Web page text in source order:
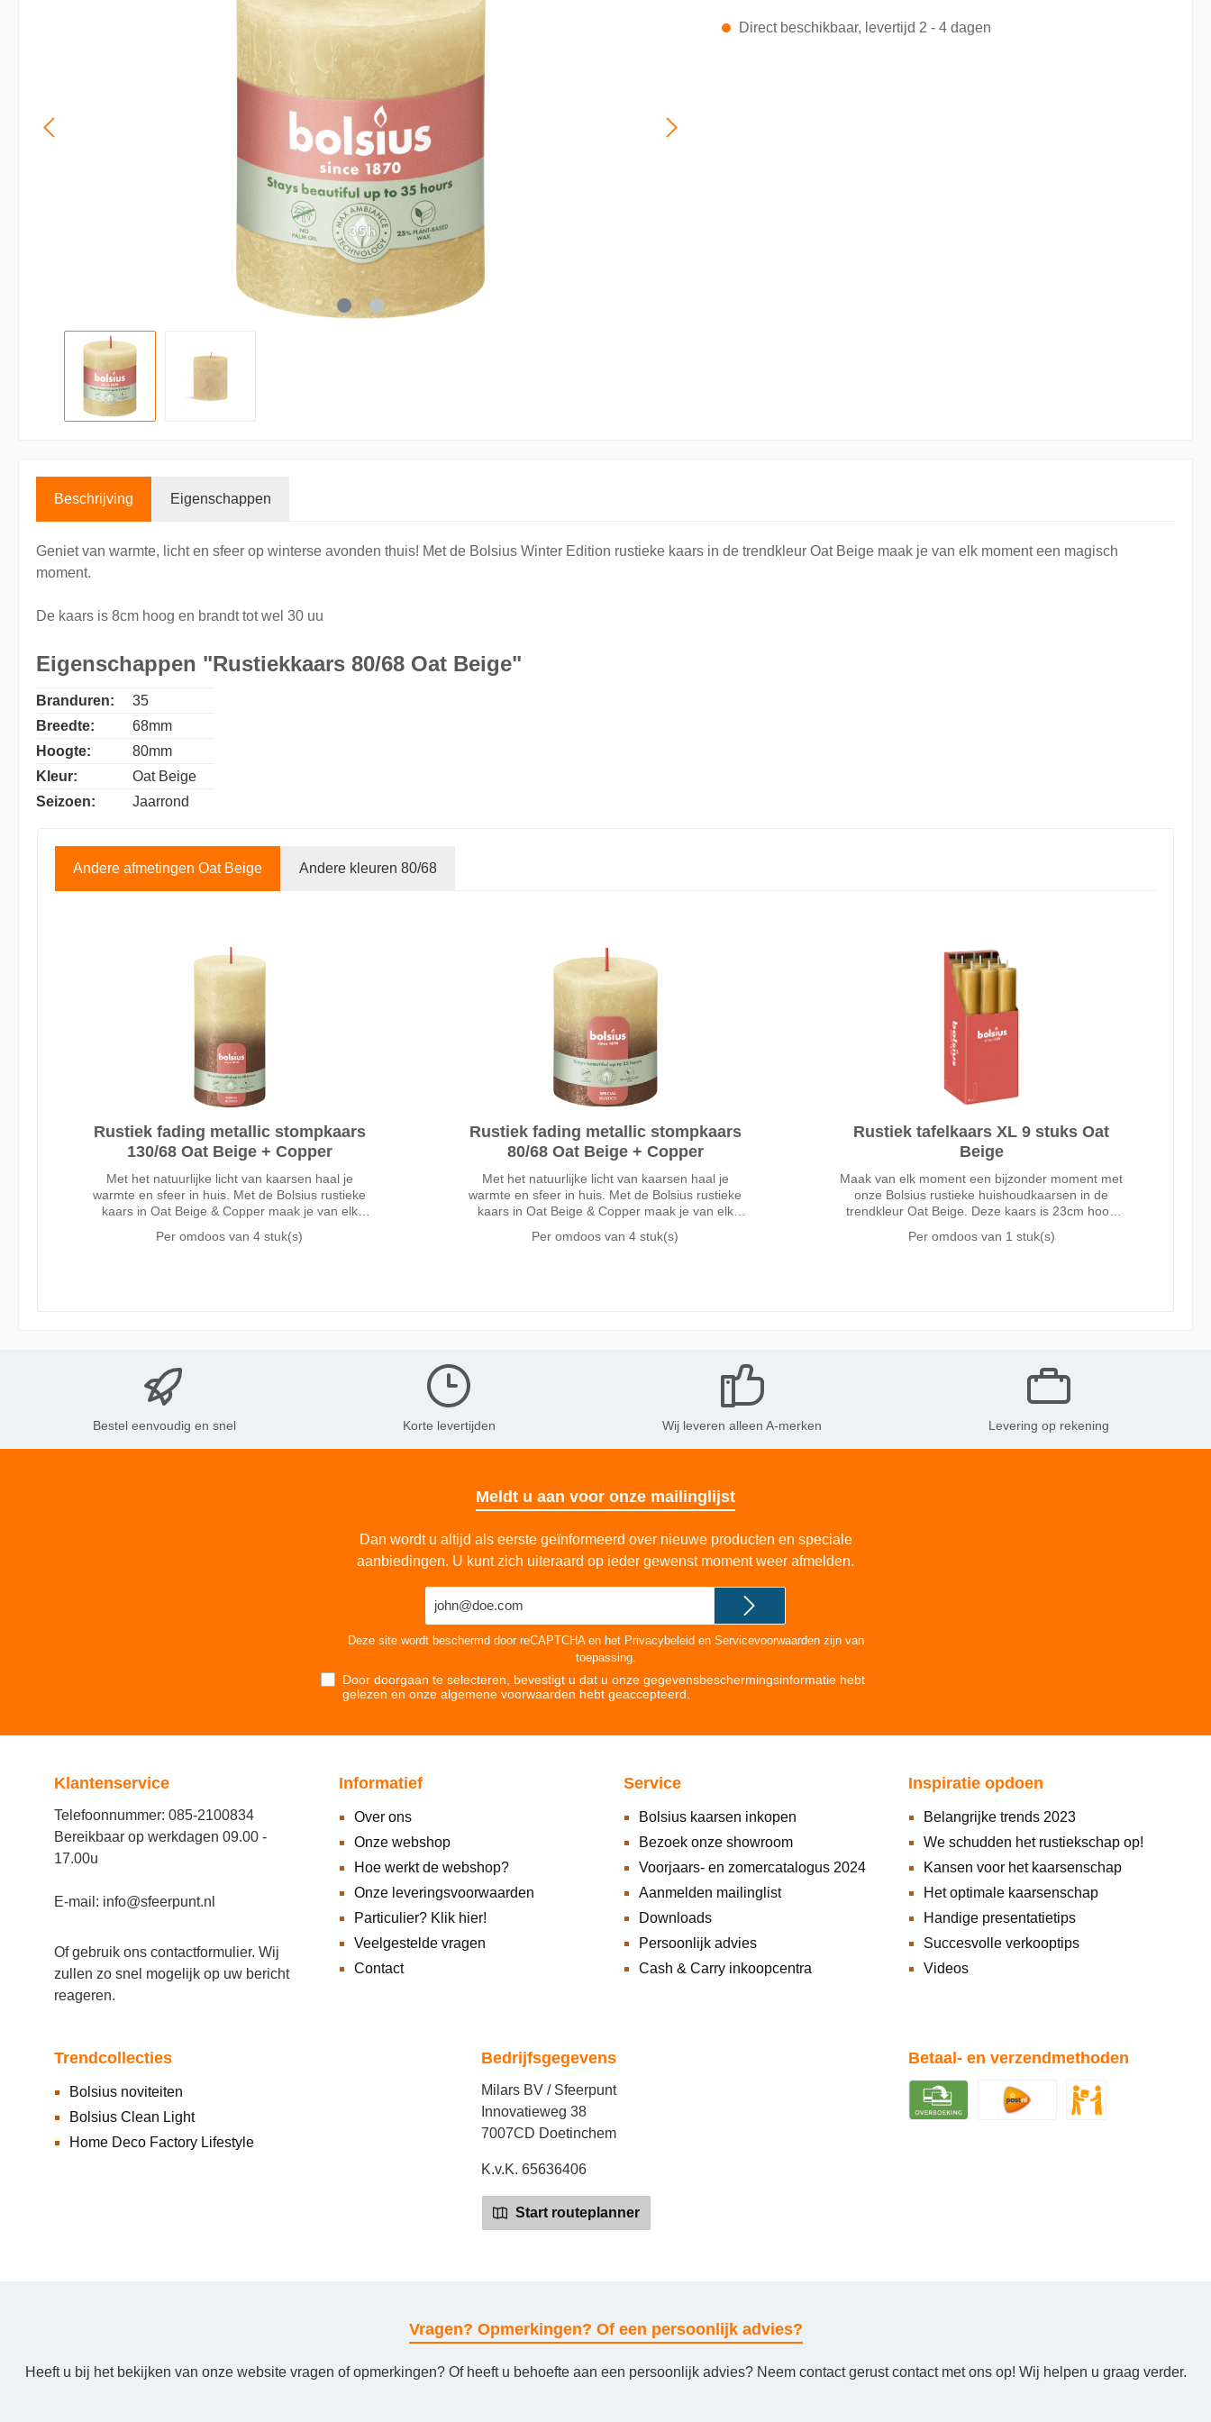
Displays
Direct beschikbaar, levertijd 2 - 4 dagen
Beschrijving Eigenschappen
Geniet van warmte, licht en sfeer op winterse avonden thuis! Met de Bolsius Winter Edition rustieke kaars in de trendkleur Oat Beige maak je van elk moment een magisch
moment.
De kaars is 8cm hoog en brandt tot wel 30 uu
Eigenschappen "Rustiekkaars 80/68 Oat Beige"
Branduren:
35
Breedte:
68mm
Hoogte:
80mm
Kleur:
Oat Beige
Seizoen:
Jaarrond
Andere afmetingen Oat Beige Andere kleuren 80/68
Rustiek fading metallic stompkaars
130/68 Oat Beige + Copper
Met het natuurlijke licht van kaarsen haal je
warmte en sfeer in huis. Met de Bolsius rustieke
kaars in Oat Beige & Copper maak je van elk
rustieke stompkaars heeft een prachtig
en met plantaardige wax. In de Bolsius collectie
vind je rustieke kaarsen in verschillende formaten
en in diverse trendy kleuren, die je goed met
elkaar kunt combineren.
Per omdoos van4 stuk(s)
Rustiek fading metallic stompkaars
80/68 Oat Beige + Copper
Met het natuurlijke licht van kaarsen haal je
warmte en sfeer in huis. Met de Bolsius rustieke
kaars in Oat Beige & Copper maak je van elk
rustieke stompkaars heeft een prachtig
en met plantaardige wax. In de Bolsius collectie
vind je rustieke kaarsen in verschillende formaten
en in diverse trendy kleuren, die je goed met
elkaar kunt combineren.
Per omdoos van4 stuk(s)
Rustiek tafelkaars XL 9 stuks Oat
Beige
Maak van elk moment een bijzonder moment met
onze Bolsius rustieke huishoudkaarsen in de
trendkleur Oat Beige. Deze kaars is 23cm hoog
dankzij onze MaxAmbiance technologie. Deze
en zorgen zo voor warmte en sfeer in je huis.
Per omdoos van 1 stuk(s)
Bestel eenvoudig en snel Korte levertijden Wij leveren alleen A-merken Levering op rekening
Meldt u aan voor onze mailinglijst
Dan wordt u altijd als eerste geïnformeerd over nieuwe producten en speciale
aanbiedingen. U kunt zich uiteraard op ieder gewenst moment weer afmelden.
Deze site wordt beschermd door reCAPTCHA en het Privacybeleid en Servicevoorwaardenzijn van
toepassing.
Door doorgaan te selecteren, bevestigt u dat u onze gegevensbeschermingsinformatie hebt
gelezen en onze algemene voorwaarden hebt geaccepteerd
Klantenservice
Telefoonnummer: 085-2100834
Bereikbaar op werkdagen 09.00 -
17.00u
E-mail: info@sfeerpunt.nl
Of gebruik ons contactformulier. Wij
zullen zo snel mogelijk op uw bericht
reageren.
Informatief
Over ons
Onze webshop
Hoe werkt de webshop?
Onze leveringsvoorwaarden
Particulier? Klik hier!
Veelgestelde vragen
Contact
Service
Bolsius kaarsen inkopen
Bezoek onze showroom
Voorjaars- en zomercatalogus 2024
Aanmelden mailinglist
Downloads
Persoonlijk advies
Cash & Carry inkoopcentra
Inspiratie opdoen
Belangrijke trends 2023
We schudden het rustiekschap op!
Kansen voor het kaarsenschap
Het optimale kaarsenschap
Handige presentatietips
Succesvolle verkooptips
Videos
Trendcollecties
Bolsius noviteiten
Bolsius Clean Light
Home Deco Factory Lifestyle
Bedrijfsgegevens
Milars BV / Sfeerpunt
Innovatieweg 38
7007CD Doetinchem
K.v.K. 65636406
Start routeplanner
Betaal- en verzendmethoden
Vragen? Opmerkingen? Of een persoonlijk advies?
Heeft u bij het bekijken van onze website vragen of opmerkingen? Of heeft u behoefte aan een persoonlijk advies? Neem contact gerust contact met ons op! Wij helpen u graag verder.